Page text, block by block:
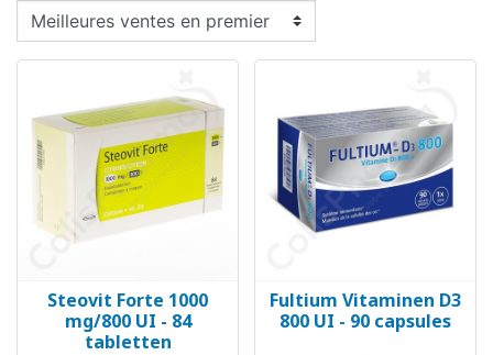
Steovit Forte 1000
mg/800 UI - 84
tabletten
Fultium Vitaminen D3
800 UI - 90 capsules